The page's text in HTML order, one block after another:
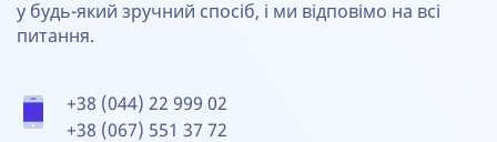
у будь-який зручний спосіб, і ми відповімо на всі
питання.
+38 (044) 22 999 02
+38 (067) 551 37 72